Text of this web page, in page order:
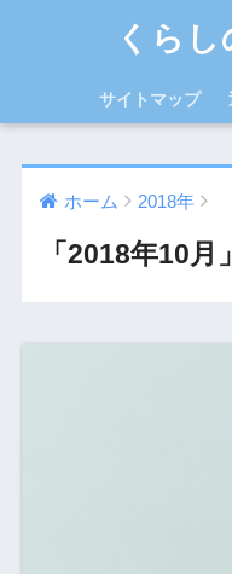
くら
サイトマップ
ホーム 2018年
「2018年10